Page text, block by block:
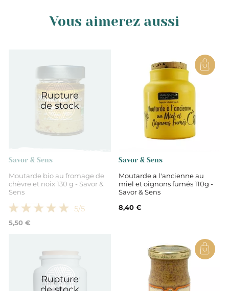
Vous aimerez aussi
Rupture
de stock
Savor & Sens
Moutarde bio au fromage de
chèvre et noix 130 g - Savor &
Sens
5/5
5,50 €
Savor & Sens
Moutarde a l'ancienne au
miel et oignons fumés 110g -
Savor & Sens
8,40 €
Rupture